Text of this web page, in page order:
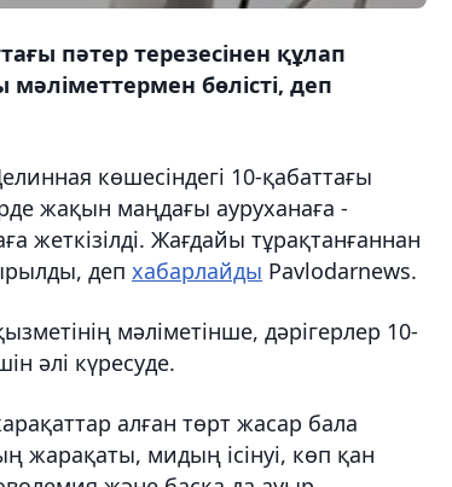
пәтер терезесінен құлап
бөлісті, деп
көшесіндегі 10-қабаттағы
жақын маңдағы ауруханаға -
жеткізілді. Жағдайы тұрақтанғаннан
деп хабарлайды Pavlodarnews.
мәліметінше, дәрігерлер 10-
әлі күресуде.
алған төрт жасар бала
жарақаты, мидың ісінуі, көп қан